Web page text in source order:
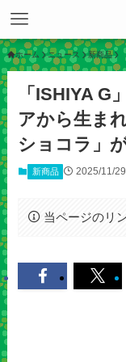
ホーム ニュース 新商品
「ISHIYA G
アから生ま
ショコラ」
新商品 2025/11/29
当ページのリ